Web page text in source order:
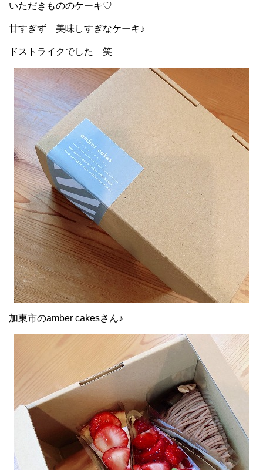
いただきもののケーキ♡
甘すぎず 美味しすぎなケーキ♪
ドストライクでした 笑
加東市のamber cakesさん♪